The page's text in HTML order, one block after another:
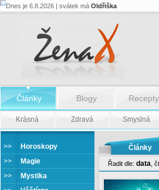
Dnes je 6.8.2026 | svátek má Oldřiška
Články Blogy Recepty
Krásná Zdravá Smyslná
>>
Horoskopy
>>
Magie
>>
Mystika
Články
Řadit dle: data